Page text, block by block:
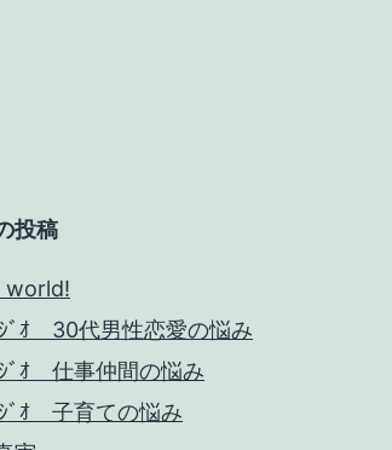
投稿
world!
ﾞｵ 30代男性恋愛の悩み
ﾞｵ 仕事仲間の悩み
ﾞｵ 子育ての悩み